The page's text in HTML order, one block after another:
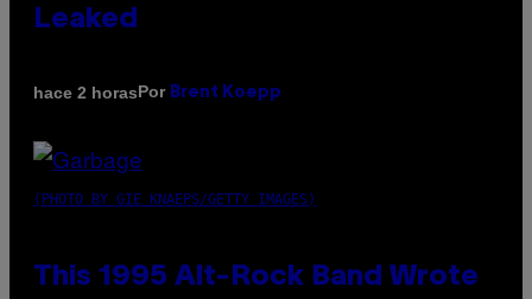
Leaked
hace 2 horasPor Brent Koepp
(PHOTO BY GIE KNAEPS/GETTY IMAGES)
This 1995 Alt-Rock Band Wrote